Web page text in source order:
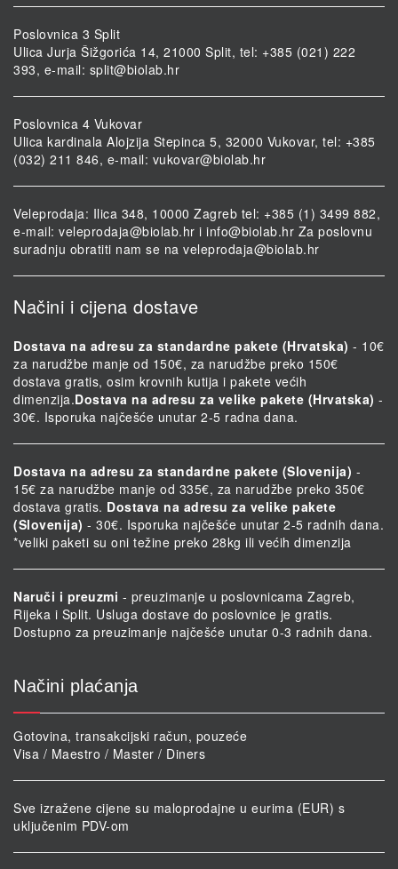
Poslovnica 3 Split
Ulica Jurja Šižgorića 14, 21000 Split, tel: +385 (021) 222
393, e-mail: split@biolab.hr
Poslovnica 4 Vukovar
Ulica kardinala Alojzija Stepinca 5, 32000 Vukovar, tel: +385
(032) 211 846, e-mail: vukovar@biolab.hr
Veleprodaja: Ilica 348, 10000 Zagreb tel: +385 (1) 3499 882,
e-mail: veleprodaja@biolab.hr i info@biolab.hr Za poslovnu
suradnju obratiti nam se na veleprodaja@biolab.hr
Načini i cijena dostave
Dostava na adresu za standardne pakete (Hrvatska) - 10€
za narudžbe manje od 150€, za narudžbe preko 150€
dostava gratis, osim krovnih kutija i pakete većih
dimenzija.Dostava na adresu za velike pakete (Hrvatska) -
30€. Isporuka najčešće unutar 2-5 radna dana.
Dostava na adresu za standardne pakete (Slovenija) -
15€ za narudžbe manje od 335€, za narudžbe preko 350€
dostava gratis. Dostava na adresu za velike pakete
(Slovenija) - 30€. Isporuka najčešće unutar 2-5 radnih dana.
*veliki paketi su oni težine preko 28kg ili većih dimenzija
Naruči i preuzmi - preuzimanje u poslovnicama Zagreb,
Rijeka i Split. Usluga dostave do poslovnice je gratis.
Dostupno za preuzimanje najčešće unutar 0-3 radnih dana.
Načini plaćanja
Gotovina, transakcijski račun, pouzeće
Visa / Maestro / Master / Diners
Sve izražene cijene su maloprodajne u eurima (EUR) s
uključenim PDV-om